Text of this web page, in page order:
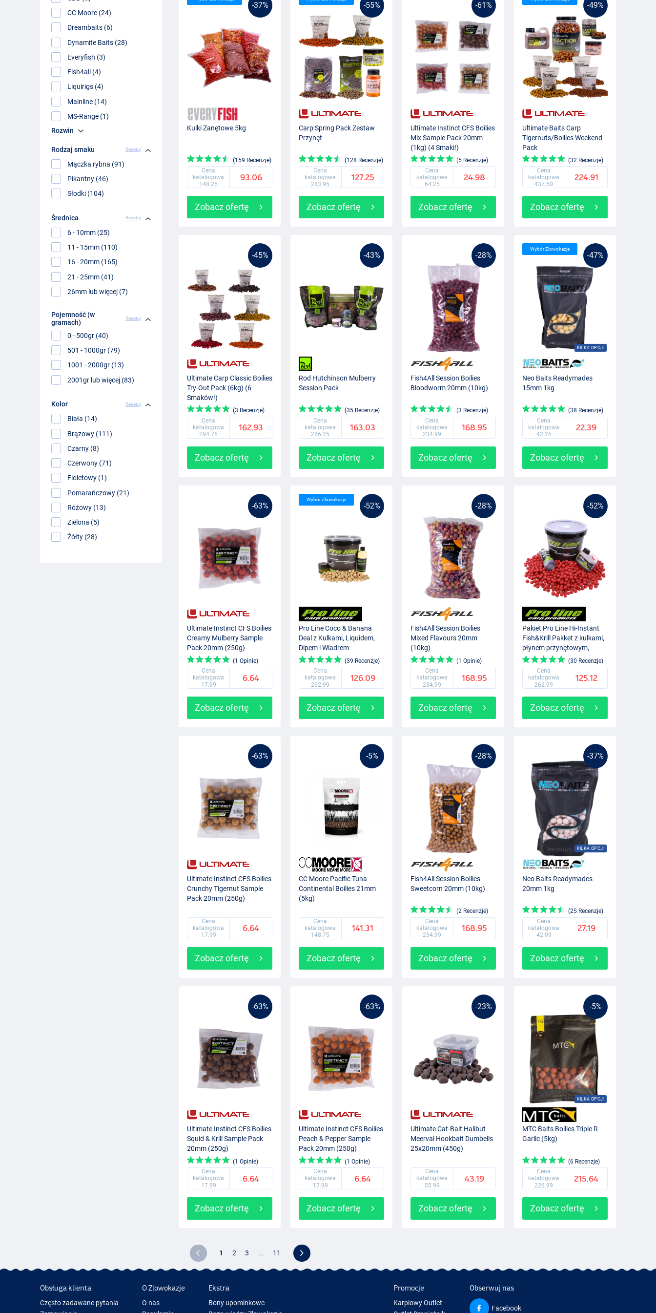
CC Moore (24)
Dreambaits (6)
Dynamite Baits (28)
Everyfish (3)
Fish4all (4)
Liquirigs (4)
Mainline (14)
MS-Range (1)
Rozwin
Rodzaj smaku Resetuj
Mączka rybna (91)
Pikantny (46)
Słodki (104)
Średnica Resetuj
6 - 10mm (25)
11 - 15mm (110)
16 - 20mm (165)
21 - 25mm (41)
26mm lub więcej (7)
Pojemność (w
gramach)
Resetuj
0 - 500gr (40)
501 - 1000gr (79)
1001 - 2000gr (13)
2001gr lub więcej (83)
Kolor Resetuj
Biała (14)
Brązowy (111)
Czarny (8)
Czerwony (71)
Fioletowy (1)
Pomarańczowy (21)
Różowy (13)
Zielona (5)
Żółty (28)
-37%
Kulki Zanętowe 5kg
(159 Recenzje)
Cena
katalogowa
148.25
93.06
Zobacz ofertę
-55%
Carp Spring Pack Zestaw
Przynęt
(128 Recenzje)
Cena
katalogowa
283.95
127.25
Zobacz ofertę
-61%
Ultimate Instinct CFS Boilies
Mix Sample Pack 20mm
(1kg) (4 Smaki!)
(5 Recenzje)
Cena
katalogowa
64.25
24.98
Zobacz ofertę
-49%
Ultimate Baits Carp
Tigernuts/Boilies Weekend
Pack
(32 Recenzje)
Cena
katalogowa
437.50
224.91
Zobacz ofertę
-45%
Ultimate Carp Classic Boilies
Try-Out Pack (6kg) (6
Smaków!)
(3 Recenzje)
Cena
katalogowa
294.75
162.93
Zobacz ofertę
-43%
Rod Hutchinson Mulberry
Session Pack
(35 Recenzje)
Cena
katalogowa
286.25
163.03
Zobacz ofertę
-28%
Fish4All Session Boilies
Bloodworm 20mm (10kg)
(3 Recenzje)
Cena
katalogowa
234.99
168.95
Zobacz ofertę
-47%
KILKA OPCJI
Wybór Zlowokazje
Neo Baits Readymades
15mm 1kg
(38 Recenzje)
Cena
katalogowa
42.25
22.39
Zobacz ofertę
-63%
Ultimate Instinct CFS Boilies
Creamy Mulberry Sample
Pack 20mm (250g)
(1 Opinie)
Cena
katalogowa
17.99
6.64
Zobacz ofertę
-52%
Wybór Zlowokazje
Pro Line Coco & Banana
Deal z Kulkami, Liquidem,
Dipem i Wiadrem
(39 Recenzje)
Cena
katalogowa
262.99
126.09
Zobacz ofertę
-28%
Fish4All Session Boilies
Mixed Flavours 20mm
(10kg)
(1 Opinie)
Cena
katalogowa
234.99
168.95
Zobacz ofertę
-52%
Pakiet Pro Line Hi-Instant
Fish&Krill Pakket z kulkami,
płynem przynętowym,
olejem i wiadrem!(30 Recenzje)
Cena
katalogowa
262.99
125.12
Zobacz ofertę
-63%
Ultimate Instinct CFS Boilies
Crunchy Tigernut Sample
Pack 20mm (250g)
Cena
katalogowa
17.99
6.64
Zobacz ofertę
-5%
CC Moore Pacific Tuna
Continental Boilies 21mm
(5kg)
Cena
katalogowa
148.75
141.31
Zobacz ofertę
-28%
Fish4All Session Boilies
Sweetcorn 20mm (10kg)
(2 Recenzje)
Cena
katalogowa
234.99
168.95
Zobacz ofertę
-37%
KILKA OPCJI
Neo Baits Readymades
20mm 1kg
(25 Recenzje)
Cena
katalogowa
42.99
27.19
Zobacz ofertę
-63%
Ultimate Instinct CFS Boilies
Squid & Krill Sample Pack
20mm (250g)
(1 Opinie)
Cena
katalogowa
17.99
6.64
Zobacz ofertę
-63%
Ultimate Instinct CFS Boilies
Peach & Pepper Sample
Pack 20mm (250g)
(1 Opinie)
Cena
katalogowa
17.99
6.64
Zobacz ofertę
-23%
Ultimate Cat-Bait Halibut
Meerval Hookbait Dumbells
25x20mm (450g)
Cena
katalogowa
55.99
43.19
Zobacz ofertę
-5%
KILKA OPCJI
MTC Baits Boilies Triple R
Garlic (5kg)
(6 Recenzje)
Cena
katalogowa
226.99
215.64
Zobacz ofertę
1 2 3 ... 11
Obsługa klienta
Często zadawane pytania
O Zlowokazje
O nas
Ekstra
Bony upominkowe
Promocje
Karpiowy Outlet
Obserwuj nas
Facebook